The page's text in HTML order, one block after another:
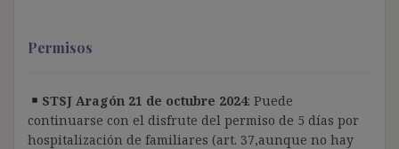
Permisos
STSJ Aragón 21 de octubre 2024: Puede
continuarse con el disfrute del permiso de 5 días por
hospitalización de familiares (art. 37,aunque no hay